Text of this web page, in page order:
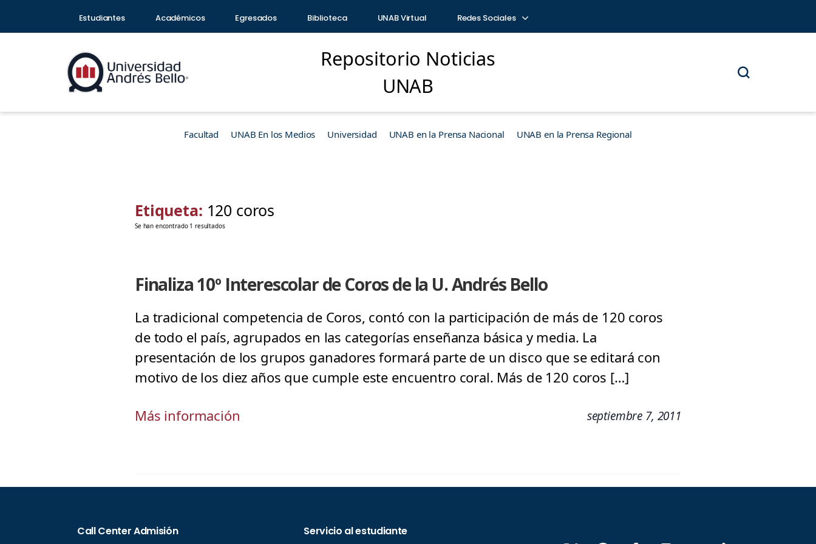
Estudiantes Académicos Egresados Biblioteca UNAB Virtual Redes Sociales
Repositorio Noticias
UNAB
Facultad UNAB En los Medios Universidad UNAB en la Prensa Nacional UNAB en la Prensa Regional
Etiqueta: 120 coros
Se han encontrado 1 resultados
Finaliza 10º Interescolar de Coros de la U. Andrés Bello
La tradicional competencia de Coros, contó con la participación de más de 120 coros
de todo el país, agrupados en las categorías enseñanza básica y media. La
presentación de los grupos ganadores formará parte de un disco que se editará con
motivo de los diez años que cumple este encuentro coral. Más de 120 coros […]
Más información septiembre 7, 2011